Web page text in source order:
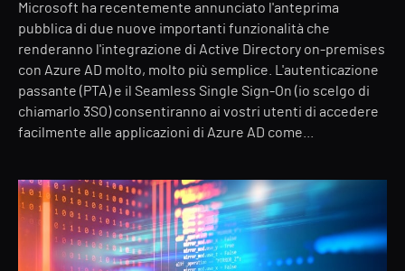
Microsoft ha recentemente annunciato l'anteprima
pubblica di due nuove importanti funzionalità che
renderanno l'integrazione di Active Directory on-premises
con Azure AD molto, molto più semplice. L'autenticazione
passante (PTA) e il Seamless Single Sign-On (io scelgo di
chiamarlo 3SO) consentiranno ai vostri utenti di accedere
facilmente alle applicazioni di Azure AD come...